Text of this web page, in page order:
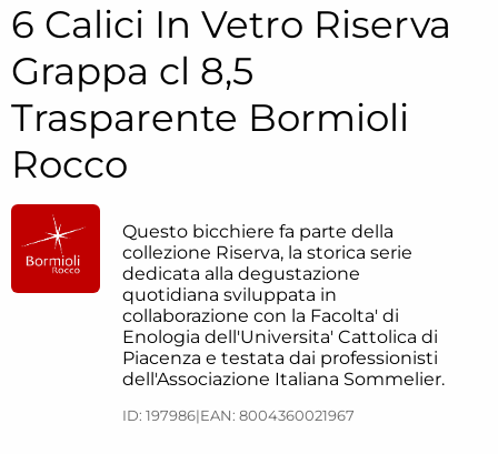
6 Calici In Vetro Riserva
Grappa cl 8,5
Trasparente Bormioli
Rocco
Questo bicchiere fa parte della
collezione Riserva, la storica serie
dedicata alla degustazione
quotidiana sviluppata in
collaborazione con la Facolta' di
Enologia dell'Universita' Cattolica di
Piacenza e testata dai professionisti
dell'Associazione Italiana Sommelier.
ID: 197986|EAN: 8004360021967